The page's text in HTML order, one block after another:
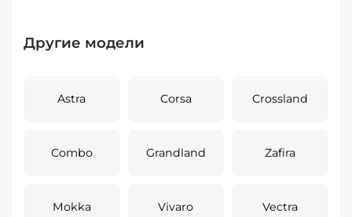
Другие модели
Astra Corsa Crossland
Combo Grandland Zafira
Mokka Vivaro Vectra